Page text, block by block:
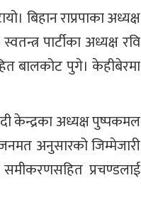
बिहान राप्रपाका अध्यक्ष
पार्टीका अध्यक्ष रवि
बालकोट पुगे। केहीबेरमा
अध्यक्ष पुष्पकमल
अनुसारको जिम्मेजारी
प्रचण्डलाई